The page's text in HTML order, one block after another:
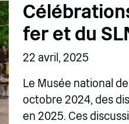
fer et du
22 avril, 2025
Le Musée national
octobre 2024, des
en 2025. Ces